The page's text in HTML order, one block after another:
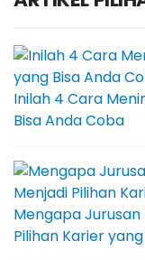
Inilah 4 Cara
Bisa Anda Coba
Mengapa
Pilihan Karier